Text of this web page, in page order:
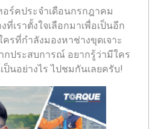
อร์คประจำเดือนกรกฎาคม
เราตั้งใจเลือกมาเพื่อเป็นอีก
รที่กำลังมองหาช่างขุดเจาะ
ประสบการณ์ อยากรู้ว่ามีใคร
นอย่างไร ไปชมกันเลยครับ!